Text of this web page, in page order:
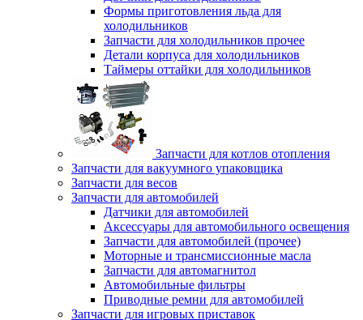
Формы приготовления льда для
холодильников
Запчасти для холодильников прочее
Детали корпуса для холодильников
Таймеры оттайки для холодильников
Запчасти для котлов отопления
Запчасти для вакуумного упаковщика
Запчасти для весов
Запчасти для автомобилей
Датчики для автомобилей
Аксессуары для автомобильного освещения
Запчасти для автомобилей (прочее)
Моторные и трансмиссионные масла
Запчасти для автомагнитол
Автомобильные фильтры
Приводные ремни для автомобилей
Запчасти для игровых приставок